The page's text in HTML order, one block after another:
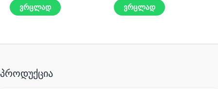
ვრცლად ვრცლად
პროდუქცია